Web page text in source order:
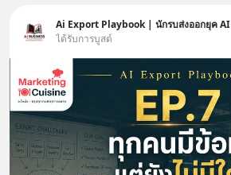
Ai Export Playbook | นักรบส่งออกยุค AI
ได้รับการบูสต์